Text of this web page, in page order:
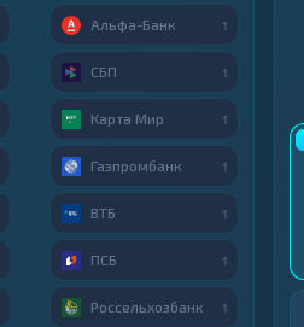
Альфа-Банк 1
СБП 1
Карта Мир 1
Газпромбанк 1
ВТБ 1
ПСБ 1
Россельхозбанк 1